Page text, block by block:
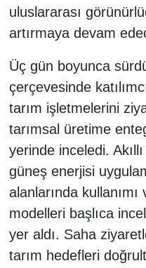
uluslararası
artırmaya devam
Üç gün boyunca
çerçevesinde
tarım işletmelerini
tarımsal üretime
yerinde inceledi.
güneş enerjisi
alanlarında
modelleri başlıca
yer aldı. Saha
tarım hedefleri